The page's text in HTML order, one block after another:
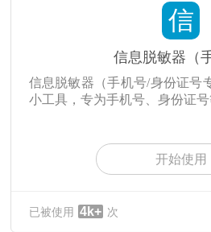
信
信息脱敏器（
信息脱敏器（手机号/身份证号
小工具，专为手机号、身份证
开始使用
已被使用 4k+ 次